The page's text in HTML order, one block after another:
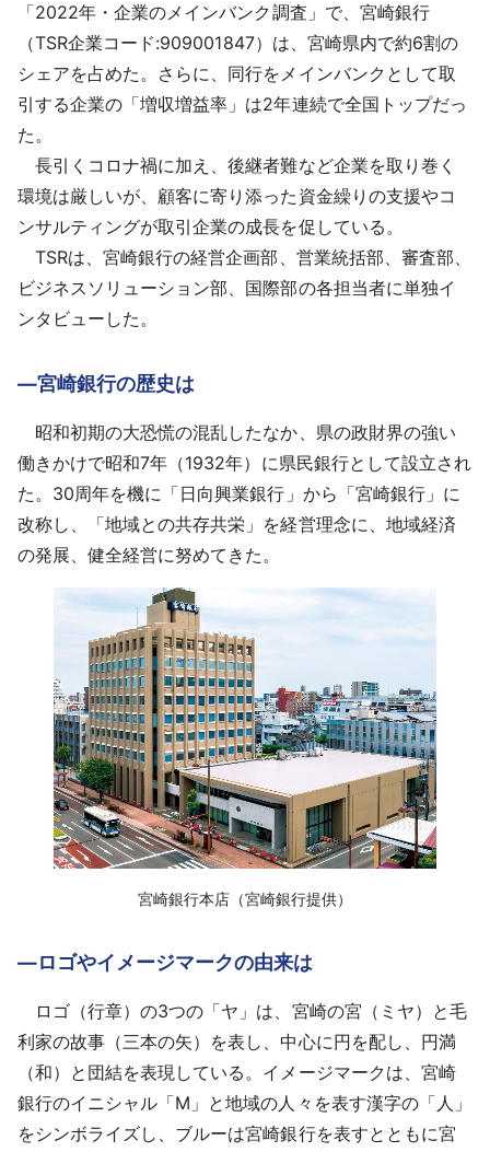
よくあるご質問
English
「2022年・企業のメインバンク調査」で、宮崎銀行
（TSR企業コード:909001847）は、宮崎県内で約6割の
シェアを占めた。さらに、同行をメインバンクとして取
引する企業の「増収増益率」は2年連続で全国トップだっ
た。
長引くコロナ禍に加え、後継者難など企業を取り巻く
環境は厳しいが、顧客に寄り添った資金繰りの支援やコ
ンサルティングが取引企業の成長を促している。
TSRは、宮崎銀行の経営企画部、営業統括部、審査部、
ビジネスソリューション部、国際部の各担当者に単独イ
ンタビューした。
―宮崎銀行の歴史は
昭和初期の大恐慌の混乱したなか、県の政財界の強い
働きかけで昭和7年（1932年）に県民銀行として設立され
た。30周年を機に「日向興業銀行」から「宮崎銀行」に
改称し、「地域との共存共栄」を経営理念に、地域経済
の発展、健全経営に努めてきた。
‌宮崎銀行本店（宮崎銀行提供）
―ロゴやイメージマークの由来は
ロゴ（行章）の3つの「ヤ」は、宮崎の宮（ミヤ）と毛
利家の故事（三本の矢）を表し、中心に円を配し、円満
（和）と団結を表現している。イメージマークは、宮崎
銀行のイニシャル「M」と地域の人々を表す漢字の「人」
をシンボライズし、ブルーは宮崎銀行を表すとともに宮